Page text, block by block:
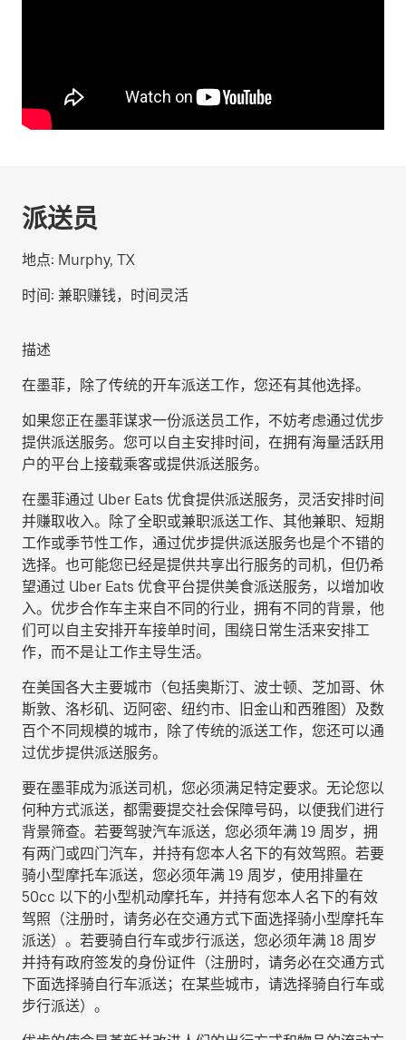
派送员
地点: Murphy, TX
时间: 兼职赚钱，时间灵活
描述
在墨菲，除了传统的开车派送工作，您还有其他选择。
如果您正在墨菲谋求一份派送员工作，不妨考虑通过优步
提供派送服务。您可以自主安排时间，在拥有海量活跃用
户的平台上接载乘客或提供派送服务。
在墨菲通过 Uber Eats 优食提供派送服务，灵活安排时间
并赚取收入。除了全职或兼职派送工作、其他兼职、短期
工作或季节性工作，通过优步提供派送服务也是个不错的
选择。也可能您已经是提供共享出行服务的司机，但仍希
望通过 Uber Eats 优食平台提供美食派送服务，以增加收
入。优步合作车主来自不同的行业，拥有不同的背景，他
们可以自主安排开车接单时间，围绕日常生活来安排工
作，而不是让工作主导生活。
在美国各大主要城市（包括奥斯汀、波士顿、芝加哥、休
斯敦、洛杉矶、迈阿密、纽约市、旧金山和西雅图）及数
百个不同规模的城市，除了传统的派送工作，您还可以通
过优步提供派送服务。
要在墨菲成为派送司机，您必须满足特定要求。无论您以
何种方式派送，都需要提交社会保障号码，以便我们进行
背景筛查。若要驾驶汽车派送，您必须年满 19 周岁，拥
有两门或四门汽车，并持有您本人名下的有效驾照。若要
骑小型摩托车派送，您必须年满 19 周岁，使用排量在
50cc 以下的小型机动摩托车，并持有您本人名下的有效
驾照（注册时，请务必在交通方式下面选择骑小型摩托车
派送）。若要骑自行车或步行派送，您必须年满 18 周岁
并持有政府签发的身份证件（注册时，请务必在交通方式
下面选择骑自行车派送；在某些城市，请选择骑自行车或
步行派送）。